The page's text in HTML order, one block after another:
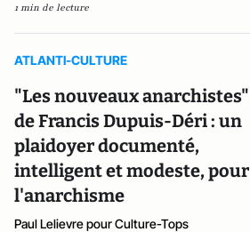
1 min de lecture
ATLANTI-CULTURE
"Les nouveaux anarchistes"
de Francis Dupuis-Déri : un
plaidoyer documenté,
intelligent et modeste, pour
l'anarchisme
Paul Lelievre pour Culture-Tops